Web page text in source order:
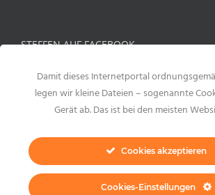
STEFFEN AUF FACEBOOK
Damit dieses Internetportal
legen wir kleine Dateien – sogenannte
Gerät ab. Das ist bei den meisten
Cookies akzeptieren
Cookies-Einstellungen